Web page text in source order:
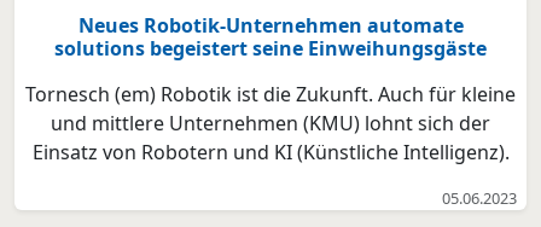
Neues Robotik-Unternehmen automate
solutions begeistert seine Einweihungsgäste
Tornesch (em) Robotik ist die Zukunft. Auch für kleine
und mittlere Unternehmen (KMU) lohnt sich der
Einsatz von Robotern und KI (Künstliche Intelligenz).
günstig und wirtschaftlich einsetzen lassen, zeigten
05.06.2023